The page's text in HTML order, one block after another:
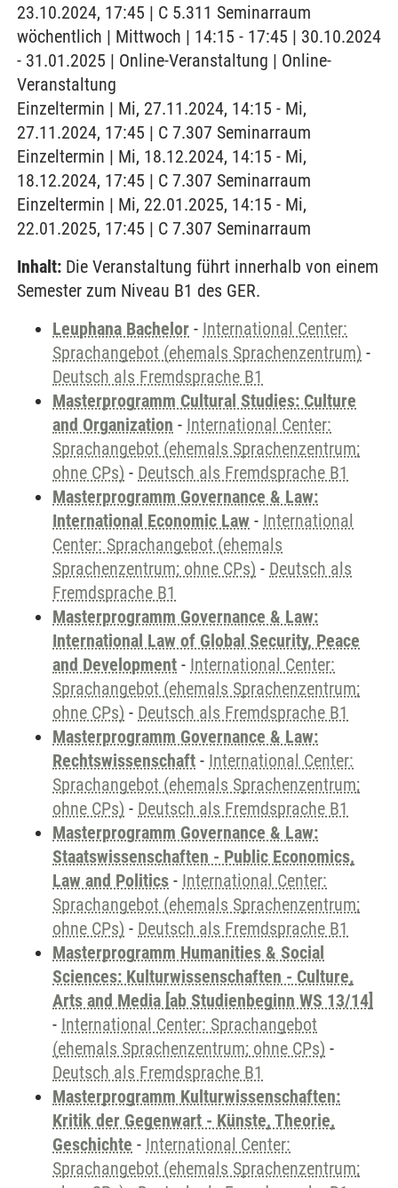
23.10.2024, 17:45 | C 5.311 Seminarraum
wöchentlich | Mittwoch | 14:15 - 17:45 | 30.10.2024
- 31.01.2025 | Online-Veranstaltung | Online-
Veranstaltung
Einzeltermin | Mi, 27.11.2024, 14:15 - Mi,
27.11.2024, 17:45 | C 7.307 Seminarraum
Einzeltermin | Mi, 18.12.2024, 14:15 - Mi,
18.12.2024, 17:45 | C 7.307 Seminarraum
Einzeltermin | Mi, 22.01.2025, 14:15 - Mi,
22.01.2025, 17:45 | C 7.307 Seminarraum
Inhalt: Die Veranstaltung führt innerhalb von einem
Semester zum Niveau B1 des GER.
Leuphana Bachelor - International Center:
Sprachangebot (ehemals Sprachenzentrum) -
Deutsch als Fremdsprache B1
Masterprogramm Cultural Studies: Culture
and Organization - International Center:
Sprachangebot (ehemals Sprachenzentrum;
ohne CPs) - Deutsch als Fremdsprache B1
Masterprogramm Governance & Law:
International Economic Law - International
Center: Sprachangebot (ehemals
Sprachenzentrum; ohne CPs) - Deutsch als
Fremdsprache B1
Masterprogramm Governance & Law:
International Law of Global Security, Peace
and Development - International Center:
Sprachangebot (ehemals Sprachenzentrum;
ohne CPs) - Deutsch als Fremdsprache B1
Masterprogramm Governance & Law:
Rechtswissenschaft - International Center:
Sprachangebot (ehemals Sprachenzentrum;
ohne CPs) - Deutsch als Fremdsprache B1
Masterprogramm Governance & Law:
Staatswissenschaften - Public Economics,
Law and Politics - International Center:
Sprachangebot (ehemals Sprachenzentrum;
ohne CPs) - Deutsch als Fremdsprache B1
Masterprogramm Humanities & Social
Sciences: Kulturwissenschaften - Culture,
Arts and Media [ab Studienbeginn WS 13/14]
- International Center: Sprachangebot
(ehemals Sprachenzentrum; ohne CPs) -
Deutsch als Fremdsprache B1
Masterprogramm Kulturwissenschaften:
Kritik der Gegenwart - Künste, Theorie,
Geschichte - International Center:
Sprachangebot (ehemals Sprachenzentrum;